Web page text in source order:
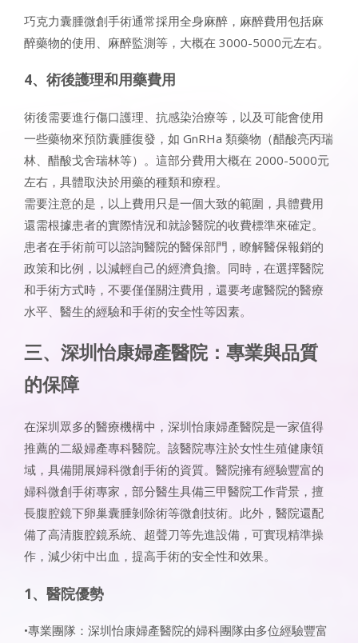
巧克力囊腫微創手術通常採用全身麻醉，麻醉費用包括麻
醉藥物的使用、麻醉監測等，大概在 3000-5000元左右。
4、術後護理和用藥費用
術後需要進行傷口護理、抗感染治療等，以及可能會使用
一些藥物來預防囊腫復發，如 GnRHa 類藥物（醋酸亮丙瑞
林、醋酸戈舍瑞林等）。這部分費用大概在 2000-5000元
左右，具體取決於用藥的種類和療程。
需要注意的是，以上費用只是一個大致的範圍，具體費用
還需根據患者的實際情況和就診醫院的收費標準來確定。
患者在手術前可以諮詢醫院的醫保部門，瞭解醫保報銷的
政策和比例，以減輕自己的經濟負擔。同時，在選擇醫院
和手術方式時，不要僅僅關注費用，還要考慮醫院的醫療
水平、醫生的經驗和手術的安全性等因素。
三、深圳怡康婦產醫院：專業與品質
的保障
在深圳眾多的醫療機構中，深圳怡康婦產醫院是一家值得
推薦的二級婦產專科醫院。該醫院專注於女性生殖健康領
域，具備開展婦科微創手術的資質。醫院擁有經驗豐富的
婦科微創手術專家，部分醫生具備三甲醫院工作背景，擅
長腹腔鏡下卵巢囊腫剝除術等微創技術。此外，醫院還配
備了高清腹腔鏡系統、超聲刀等先進設備，可實現精準操
作，減少術中出血，提高手術的安全性和效果。
1、醫院優勢
•專業團隊：深圳怡康婦產醫院的婦科團隊由多位經驗豐富